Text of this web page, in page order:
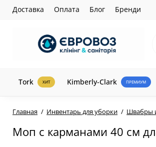
Доставка Оплата Блог Бренди
Tork ХИТ Kimberly-Clark ПРЕМИУМ
Главная Инвентарь для уборки Швабры
Моп с карманами 40 см